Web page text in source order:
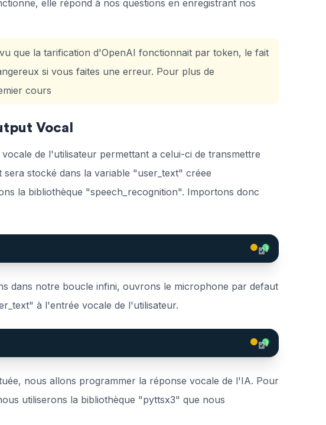
elle répond à nos questions en enregistrant nos
que la tarification d'OpenAI fonctionnait par token, le fait
si vous faites une erreur. Pour plus de
cours
Vocal
de l'utilisateur permettant a celui-ci de transmettre
stocké dans la variable "user_text" créee
la bibliothèque "speech_recognition". Importons donc
dans notre boucle infini, ouvrons le microphone par defaut
à l'entrée vocale de l'utilisateur.
nous allons programmer la réponse vocale de l'IA. Pour
utiliserons la bibliothèque "pyttsx3" que nous